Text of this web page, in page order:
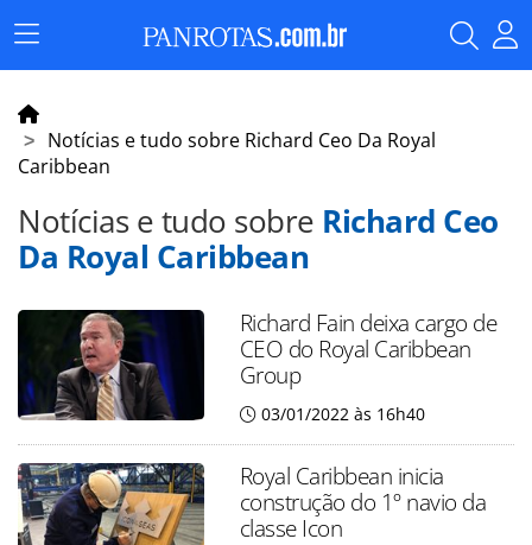
Menu
Principal
Notícias e tudo sobre Richard Ceo Da Royal
Caribbean
Notícias e tudo sobre Richard Ceo
Da Royal Caribbean
Richard Fain deixa cargo de
CEO do Royal Caribbean
Group
03/01/2022 às 16h40
Royal Caribbean inicia
construção do 1º navio da
classe Icon